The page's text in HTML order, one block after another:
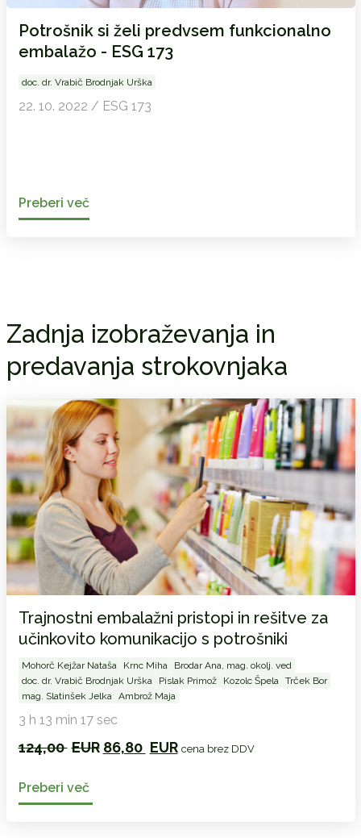
Potrošnik si želi predvsem funkcionalno
embalažo - ESG 173
doc. dr. Vrabič Brodnjak Urška
22. 10. 2022 / ESG 173
Preberi več
Zadnja izobraževanja in
predavanja strokovnjaka
Trajnostni embalažni pristopi in rešitve za
učinkovito komunikacijo s potrošniki
Mohorč Kejžar Nataša Krnc Miha
Brodar Ana, mag. okolj. ved
doc. dr. Vrabič Brodnjak Urška
Pislak Primož Kozolc Špela
Trček Bor
mag. Slatinšek Jelka
Ambrož Maja
3 h 13 min 17 sec
124,00 EUR Izvirna
86,80 EURTrenutna
cena brez DDV
Preberi več